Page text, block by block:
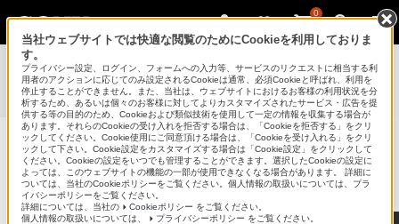
0
使いかたマニュアル（取扱説明 Web版）
BDZ-FBT6100 / BDZ-FBT4100 / BDZ-FBT2100 / BDZ-
FBW2100 / BDZ-FBW1100 使いかたマニュアル
ブルーレイディスク/DVDレコーダー
サポート・お問い合わせ
当社ウェブサイトでは快適な閲覧のためにCookieを利用しておりま
す。
プライバシー設定、ログイン、フォームへの入力等、サービスのリクエストに相当する利
用者のアクションに応じてのみ設定されるCookieは通常、必須Cookieと呼ばれ、利用を
停止することができません。また、当社は、ウェブサイトにおけるお客様の利用状況を分
析するため、あるいは個々のお客様に対してよりカスタマイズされたサービス・広告を提
供する等の目的のため、Cookieおよび類似技術を使用して一定の情報を収集する場合が
あります。それらのCookieの受け入れを拒否する場合は、「Cookieを拒否する」をクリ
ックしてください。Cookie使用にご同意頂ける場合は、「Cookieを受け入れる」をクリ
ックして下さい。Cookie設定をカスタマイズする場合は「Cookie設定」をクリックして
ください。Cookieの設定をいつでも管理することができます。選択したCookieの設定に
よっては、このウェブサイトの機能の一部が使用できなくなる場合があります。 詳細に
ついては、当社のCookieポリシーをご覧ください。個人情報の取扱いについては、プラ
イバシーポリシーをご覧ください。
詳細については、当社の
Cookieポリシー をご覧ください。
個人情報の取扱いについては、
プライバシーポリシー をご覧ください。